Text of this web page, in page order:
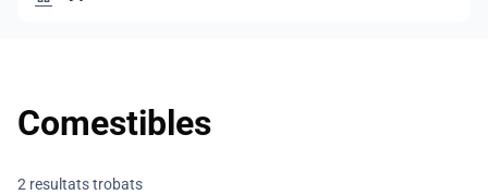
Comestibles
2 resultats trobats